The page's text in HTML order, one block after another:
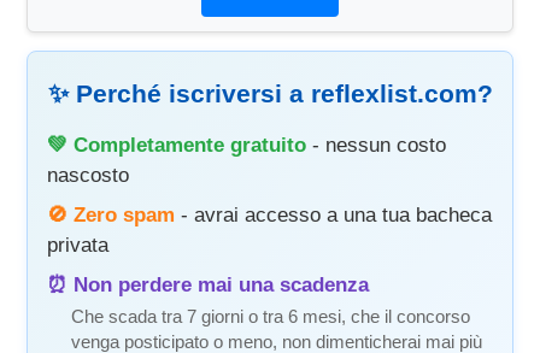
✨ Perché iscriversi a reflexlist.com?
💚 Completamente gratuito - nessun costo
nascosto
🚫 Zero spam - avrai accesso a una tua bacheca
privata
⏰ Non perdere mai una scadenza
Che scada tra 7 giorni o tra 6 mesi, che il concorso
venga posticipato o meno, non dimenticherai mai più